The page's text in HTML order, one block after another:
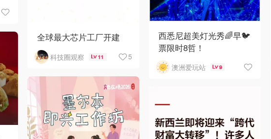
全球最大芯片工厂开建
科技圈观察 11 5
西悉尼超美灯光秀🌈早🐦
票限时8哲！
澳洲爱玩站 9